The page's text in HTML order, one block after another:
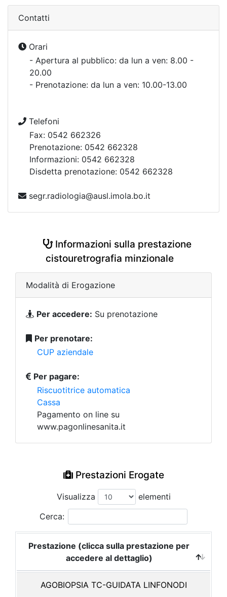
Contatti
Orari
- Apertura al pubblico: da lun a ven: 8.00 -
20.00
- Prenotazione: da lun a ven: 10.00-13.00
Telefoni
Fax: 0542 662326
Prenotazione: 0542 662328
Informazioni: 0542 662328
Disdetta prenotazione: 0542 662328
segr.radiologia@ausl.imola.bo.it
Informazioni sulla prestazione
cistouretrografia minzionale
Modalità di Erogazione
Per accedere: Su prenotazione
Per prenotare:
CUP aziendale
Per pagare:
Riscuotitrice automatica
Cassa
Pagamento on line su
www.pagonlinesanita.it
Prestazioni Erogate
Visualizza
elementi
Cerca:
Prestazione (clicca sulla prestazione per
accedere al dettaglio)
AGOBIOPSIA TC-GUIDATA LINFONODI